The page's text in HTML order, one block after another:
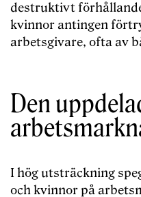
destruktivt
kvinnor antingen
arbetsgivare, ofta av
Den
I hög utsträckning
och kvinnor på